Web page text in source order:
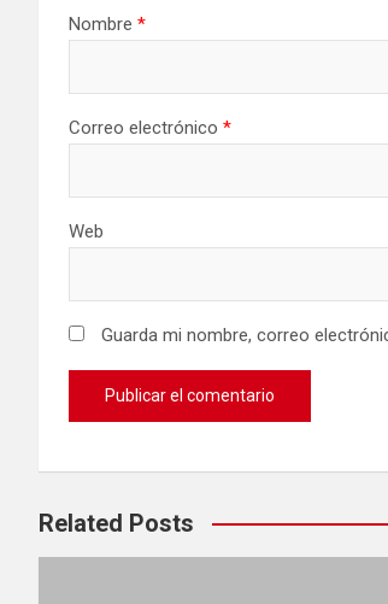
Nombre *
Correo electrónico *
Web
Guarda mi nombre, correo
Related Posts